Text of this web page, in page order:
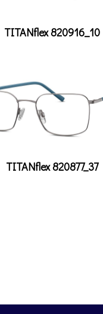
TITANflex 820916_10
TITANflex 820877_37